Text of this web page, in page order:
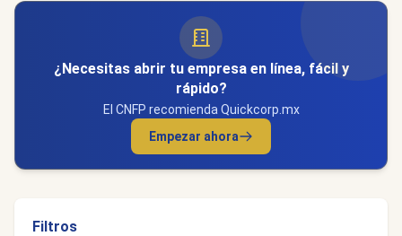
¿Necesitas abrir tu empresa en línea, fácil y
rápido?
El CNFP recomienda Quickcorp.mx
Empezar ahora
Filtros